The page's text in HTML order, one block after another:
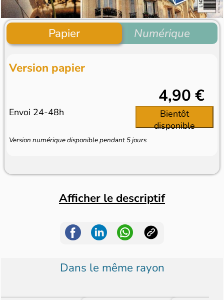
Papier Numérique
Version papier
Envoi 24-48h
4,90 €
Bientôt
disponible
Version numérique disponible pendant 5 jours
Afficher le descriptif
Dans le même rayon